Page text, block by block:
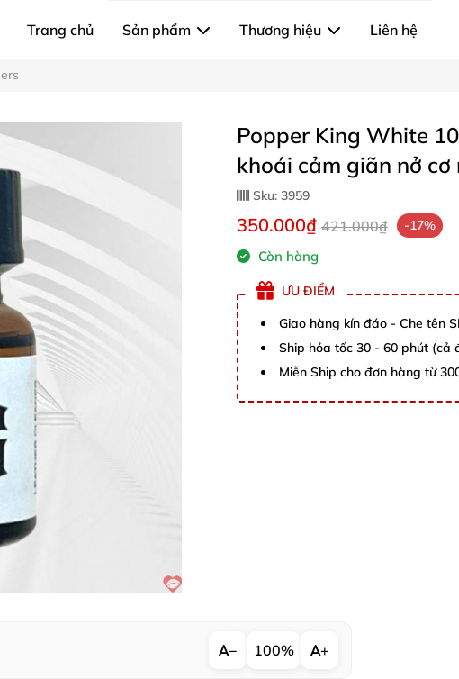
Trang chủ Sản phẩm Thương hiệu Liên hệ
Popper King White
khoái cảm giãn nở cơ
Sku: 3959
350.000₫ 421.000₫ -17%
Còn hàng
ƯU ĐIỂM
Giao hàng kín đáo - Che tên
Ship hỏa tốc 30 - 60 phút (cả
Miễn Ship cho đơn hàng từ
− 100% +